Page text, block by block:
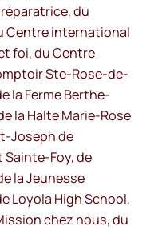
du
Centre international
foi, du Centre
Ste-Rose-de-
la Ferme Berthe-
la Halte Marie-Rose
Joseph de
Foy, de
la Jeunesse
Loyola High School,
chez nous, du